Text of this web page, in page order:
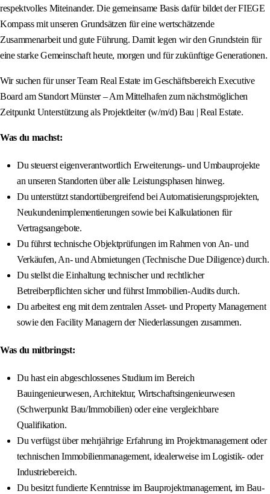
respektvolles Miteinander. Die gemeinsame Basis dafür bildet der FIEGE
Kompass mit unseren Grundsätzen für eine wertschätzende
Zusammenarbeit und gute Führung. Damit legen wir den Grundstein für
eine starke Gemeinschaft heute, morgen und für zukünftige Generationen.
Wir suchen für unser Team Real Estate im Geschäftsbereich Executive
Board am Standort Münster – Am Mittelhafen zum nächstmöglichen
Zeitpunkt Unterstützung als Projektleiter (w/m/d) Bau | Real Estate.
Was du machst:
Du steuerst eigenverantwortlich Erweiterungs- und Umbauprojekte
an unseren Standorten über alle Leistungsphasen hinweg.
Du unterstützt standortübergreifend bei Automatisierungsprojekten,
Neukundenimplementierungen sowie bei Kalkulationen für
Vertragsangebote.
Du führst technische Objektprüfungen im Rahmen von An- und
Verkäufen, An- und Abmietungen (Technische Due Diligence) durch.
Du stellst die Einhaltung technischer und rechtlicher
Betreiberpflichten sicher und führst Immobilien-Audits durch.
Du arbeitest eng mit dem zentralen Asset- und Property Management
sowie den Facility Managern der Niederlassungen zusammen.
Was du mitbringst:
Du hast ein abgeschlossenes Studium im Bereich
Bauingenieurwesen, Architektur, Wirtschaftsingenieurwesen
(Schwerpunkt Bau/Immobilien) oder eine vergleichbare
Qualifikation.
Du verfügst über mehrjährige Erfahrung im Projektmanagement oder
technischen Immobilienmanagement, idealerweise im Logistik- oder
Industriebereich.
Du besitzt fundierte Kenntnisse im Bauprojektmanagement, im Bau-